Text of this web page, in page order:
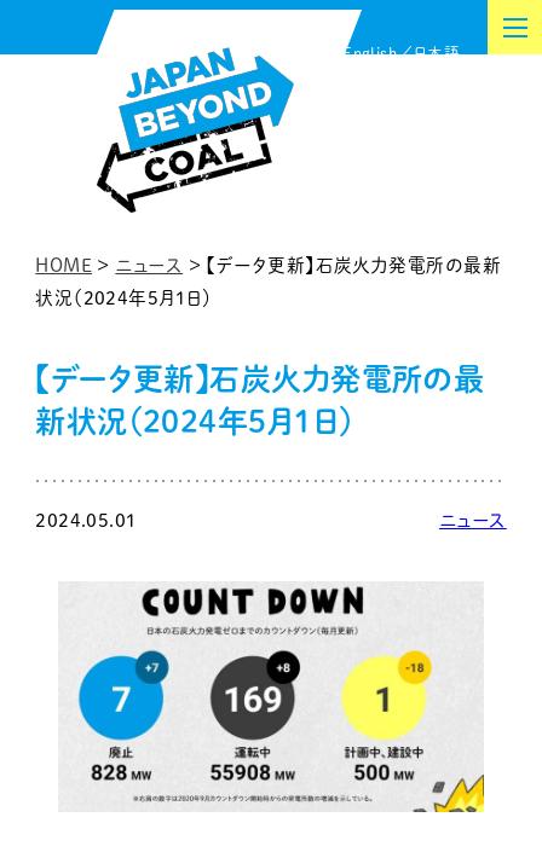
容
English 日本語
HOME > ニュース > 【データ更新】石炭火力発電所の最新
状況（2024年5月1日）
【データ更新】石炭火力発電所の最
新状況（2024年5月1日）
2024.05.01 ニュース